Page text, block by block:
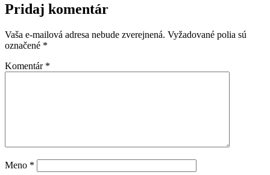
Pridaj komentár
Vaša e-mailová adresa nebude zverejnená. Vyžadované polia sú
označené *
Komentár *
Meno *